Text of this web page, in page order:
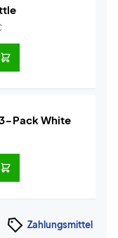
Pack White
Zahlungsmittel